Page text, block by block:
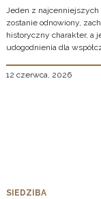
Jeden z najcenniejszych
zostanie odnowiony,
historyczny charakter, a
udogodnienia dla
12 czerwca, 2026
SIEDZIBA